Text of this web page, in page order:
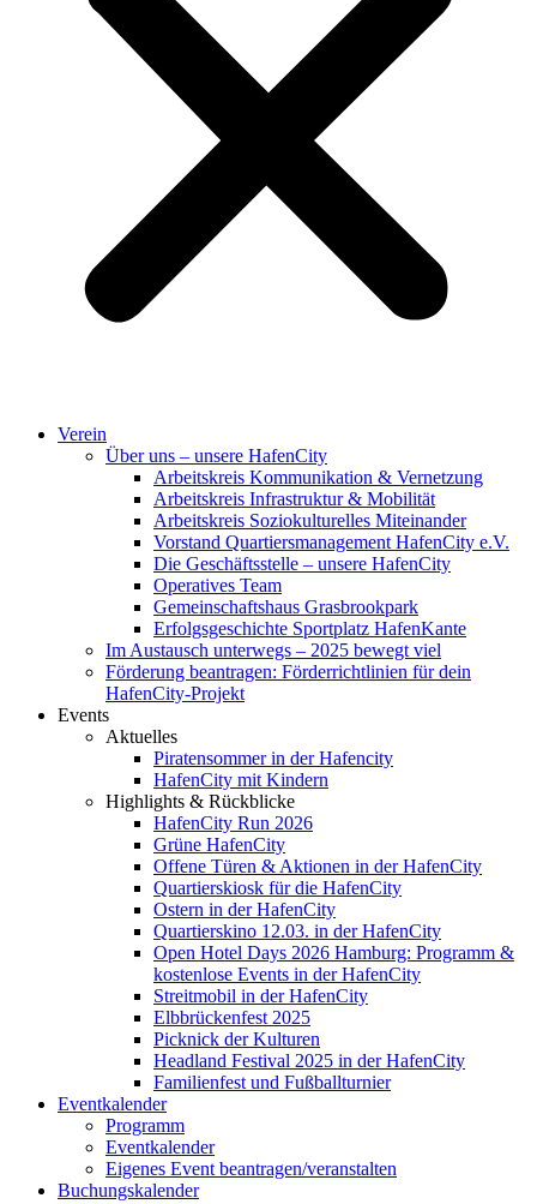
Verein
Über uns – unsere HafenCity
Arbeitskreis Kommunikation & Vernetzung
Arbeitskreis Infrastruktur & Mobilität
Arbeitskreis Soziokulturelles Miteinander
Vorstand Quartiersmanagement HafenCity e.V.
Die Geschäftsstelle – unsere HafenCity
Operatives Team
Gemeinschaftshaus Grasbrookpark
Erfolgsgeschichte Sportplatz HafenKante
Im Austausch unterwegs – 2025 bewegt viel
Förderung beantragen: Förderrichtlinien für dein
HafenCity-Projekt
Events
Aktuelles
Piratensommer in der Hafencity
HafenCity mit Kindern
Highlights & Rückblicke
HafenCity Run 2026
Grüne HafenCity
Offene Türen & Aktionen in der HafenCity
Quartierskiosk für die HafenCity
Ostern in der HafenCity
Quartierskino 12.03. in der HafenCity
Open Hotel Days 2026 Hamburg: Programm &
kostenlose Events in der HafenCity
Streitmobil in der HafenCity
Elbbrückenfest 2025
Picknick der Kulturen
Headland Festival 2025 in der HafenCity
Familienfest und Fußballturnier
Eventkalender
Programm
Eventkalender
Eigenes Event beantragen/veranstalten
Buchungskalender